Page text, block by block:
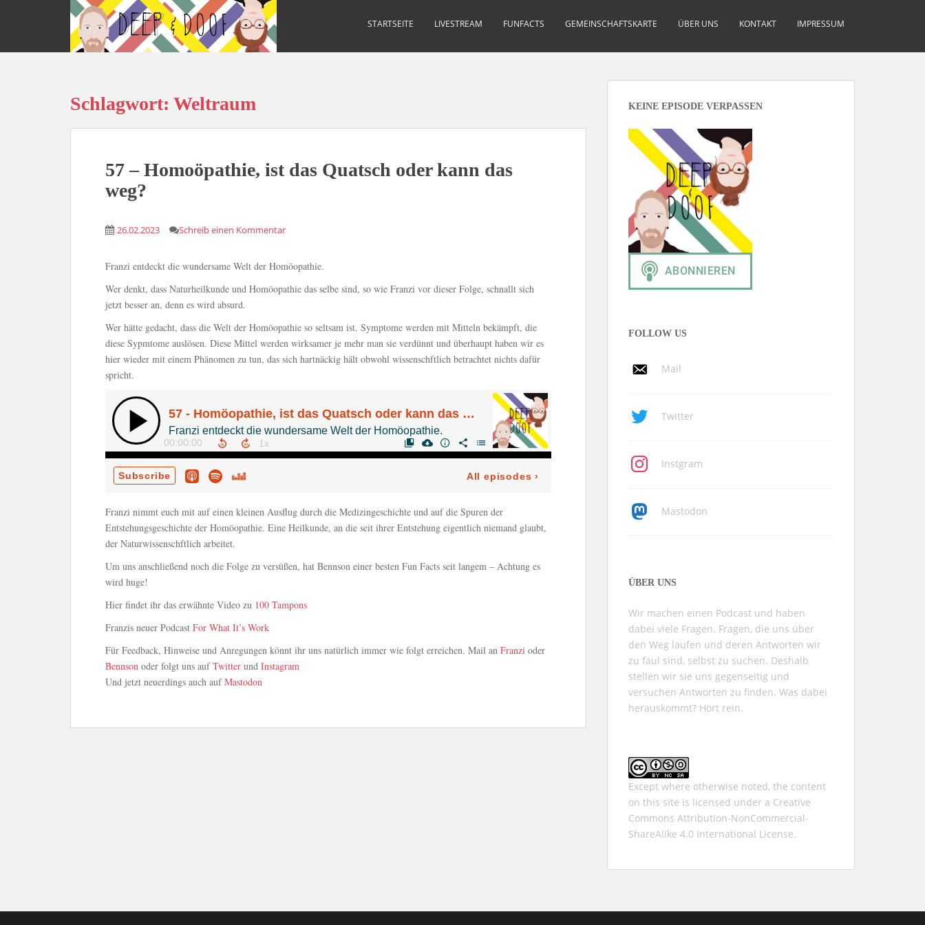
p
STARTSEITE LIVESTREAM FUNFACTS GEMEINSCHAFTSKARTE ÜBER UNS KONTAKT IMPRESSUM
Schlagwort: Weltraum
57 – Homoöpathie, ist das Quatsch oder kann das
weg?
26.02.2023 Schreib einen Kommentar
Franzi entdeckt die wundersame Welt der Homöopathie.
Wer denkt, dass Naturheilkunde und Homöopathie das selbe sind, so wie Franzi vor dieser Folge, schnallt sich
jetzt besser an, denn es wird absurd.
Wer hätte gedacht, dass die Welt der Homöopathie so seltsam ist. Symptome werden mit Mitteln bekämpft, die
diese Sypmtome auslösen. Diese Mittel werden wirksamer je mehr man sie verdünnt und überhaupt haben wir es
hier wieder mit einem Phänomen zu tun, das sich hartnäckig hält obwohl wissenschftlich betrachtet nichts dafür
spricht.
Franzi nimmt euch mit auf einen kleinen Ausflug durch die Medizingeschichte und auf die Spuren der
Entstehungsgeschichte der Homöopathie. Eine Heilkunde, an die seit ihrer Entstehung eigentlich niemand glaubt,
der Naturwissenschftlich arbeitet.
Um uns anschließend noch die Folge zu versüßen, hat Bennson einer besten Fun Facts seit langem – Achtung es
wird huge!
Hier findet ihr das erwähnte Video zu 100 Tampons
Franzis neuer Podcast For What It’s Work
Für Feedback, Hinweise und Anregungen könnt ihr uns natürlich immer wie folgt erreichen. Mail an Franzi oder
Bennson oder folgt uns aufTwitter und Instagram
Und jetzt neuerdings auch aufMastodon
KEINE EPISODE VERPASSEN
FOLLOW US
Mail
Twitter
Instgram
Mastodon
ÜBER UNS
Wir machen einen Podcast und haben
dabei viele Fragen. Fragen, die uns über
den Weg laufen und deren Antworten wir
zu faul sind, selbst zu suchen. Deshalb
stellen wir sie uns gegenseitig und
versuchen Antworten zu finden. Was dabei
herauskommt? Hört rein.
Except where otherwise noted, the content
on this site is licensed under a Creative
Commons Attribution-NonCommercial-
ShareAlike 4.0 International License.